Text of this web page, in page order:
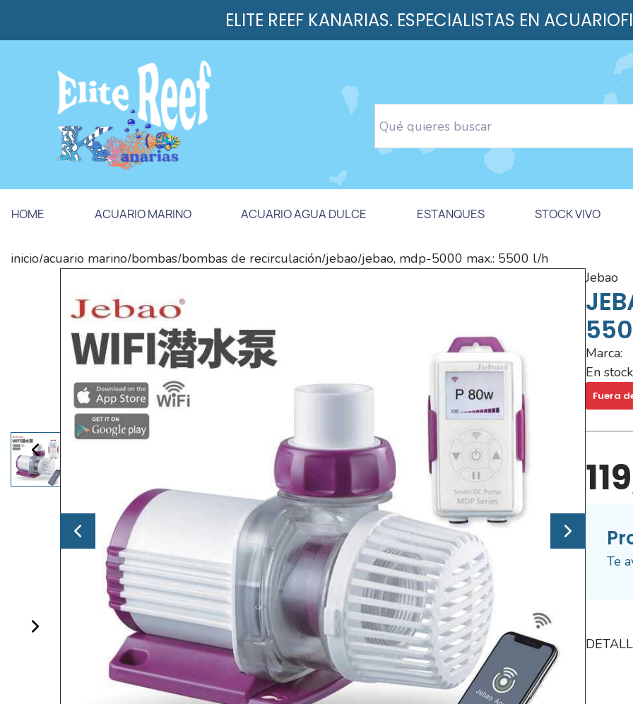
ELITE REEF KANARIAS. ESPECIALISTAS EN
HOME ACUARIO MARINO ACUARIO AGUA DULCE ESTANQUES STOCK VIVO
inicio/acuario marino/bombas/bombas de recirculación/jebao/jebao, mdp-5000 max.: 5500 l/h
jebao
Marca:
En
Fuera
Te